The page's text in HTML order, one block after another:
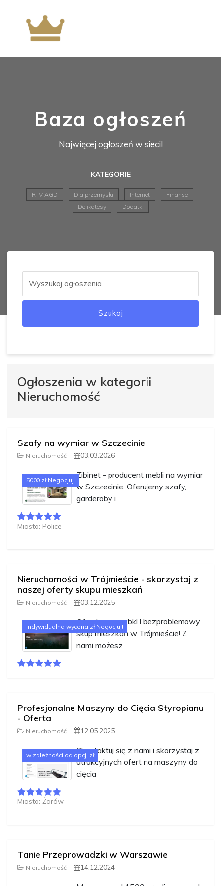
Baza ogłoszeń
Najwięcej ogłoszeń w sieci!
KATEGORIE
RTV AGD Dla przemysłu Internet
Finanse
Delikatesy
Dodatki
Szukaj
Ogłoszenia w kategorii
Nieruchomość
Szafy na wymiar w Szczecinie
Nieruchomość 03.03.2026
5000 zł Negocjuj!
Zibinet - producent mebli na wymiar
w Szczecinie. Oferujemy szafy,
garderoby i
Miasto: Police
Nieruchomości w Trójmieście - skorzystaj z
naszej oferty skupu mieszkań
Nieruchomość 03.12.2025
Indywidualna wycena zł Negocjuj!
Oferujemy szybki i bezproblemowy
skup mieszkań w Trójmieście! Z
nami możesz
Profesjonalne Maszyny do Cięcia Styropianu
- Oferta
Nieruchomość 12.05.2025
w zależności od opcji zł
Skontaktuj się z nami i skorzystaj z
atrakcyjnych ofert na maszyny do
cięcia
Miasto: Żarów
Tanie Przeprowadzki w Warszawie
Nieruchomość 14.12.2024